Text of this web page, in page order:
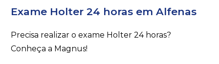
Exame Holter 24 horas em Alfenas
Precisa realizar o exame Holter 24 horas?
Conheça a Magnus!